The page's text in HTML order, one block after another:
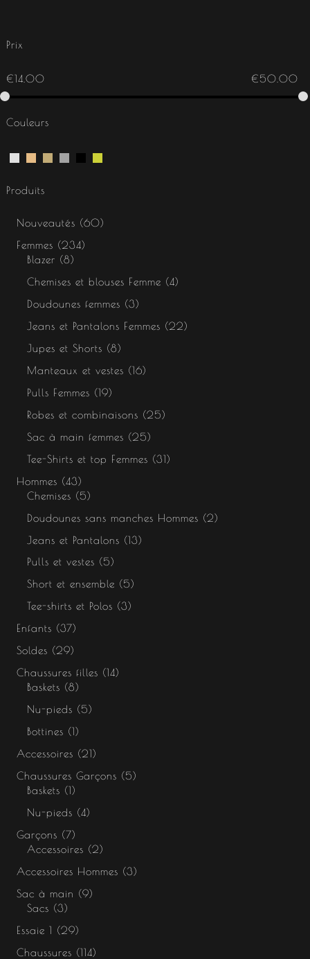
Prix
€14.00 €50.00
Couleurs
Produits
Nouveautés
60
Femmes
234
Blazer
8
Chemises et blouses Femme
4
Doudounes femmes
3
Jeans et Pantalons Femmes
22
Jupes et Shorts
8
Manteaux et vestes
16
Pulls Femmes
19
Robes et combinaisons
25
Sac à main femmes
25
Tee-Shirts et top Femmes
31
Hommes
43
Chemises
5
Doudounes sans manches Hommes
2
Jeans et Pantalons
13
Pulls et vestes
5
Short et ensemble
5
Tee-shirts et Polos
3
Enfants
37
Soldes
29
Chaussures filles
14
Baskets
8
Nu-pieds
5
Bottines
1
Accessoires
21
Chaussures Garçons
5
Baskets
1
Nu-pieds
4
Garçons
7
Accessoires
2
Accessoires Hommes
3
Sac à main
9
Sacs
3
Essaie 1
29
Chaussures
114